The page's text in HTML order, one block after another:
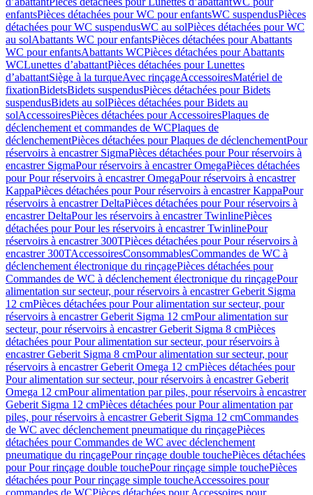
enfantsPièces détachées pour WC pour enfantsWC suspendusPièces
détachées pour WC suspendusWC au solPièces détachées pour WC
au solAbattants WC pour enfantsPièces détachées pour Abattants
WC pour enfantsAbattants WCPièces détachées pour Abattants
WCLunettes d’abattantPièces détachées pour Lunettes
d’abattantSiège à la turqueAvec rinçageAccessoiresMatériel de
fixationBidetsBidets suspendusPièces détachées pour Bidets
suspendusBidets au solPièces détachées pour Bidets au
solAccessoiresPièces détachées pour AccessoiresPlaques de
déclenchement et commandes de WCPlaques de
déclenchementPièces détachées pour Plaques de déclenchementPour
réservoirs à encastrer SigmaPièces détachées pour Pour réservoirs à
encastrer SigmaPour réservoirs à encastrer OmegaPièces détachées
pour Pour réservoirs à encastrer OmegaPour réservoirs à encastrer
KappaPièces détachées pour Pour réservoirs à encastrer KappaPour
réservoirs à encastrer DeltaPièces détachées pour Pour réservoirs à
encastrer DeltaPour les réservoirs à encastrer TwinlinePièces
détachées pour Pour les réservoirs à encastrer TwinlinePour
réservoirs à encastrer 300TPièces détachées pour Pour réservoirs à
encastrer 300TAccessoiresConsommablesCommandes de WC à
déclenchement électronique du rinçagePièces détachées pour
Commandes de WC à déclenchement électronique du rinçagePour
alimentation sur secteur, pour réservoirs à encastrer Geberit Sigma
12 cmPièces détachées pour Pour alimentation sur secteur, pour
réservoirs à encastrer Geberit Sigma 12 cmPour alimentation sur
secteur, pour réservoirs à encastrer Geberit Sigma 8 cmPièces
détachées pour Pour alimentation sur secteur, pour réservoirs à
encastrer Geberit Sigma 8 cmPour alimentation sur secteur, pour
réservoirs à encastrer Geberit Omega 12 cmPièces détachées pour
Pour alimentation sur secteur, pour réservoirs à encastrer Geberit
Omega 12 cmPour alimentation par piles, pour réservoirs à encastrer
Geberit Sigma 12 cmPièces détachées pour Pour alimentation par
piles, pour réservoirs à encastrer Geberit Sigma 12 cmCommandes
de WC avec déclenchement pneumatique du rinçagePièces
détachées pour Commandes de WC avec déclenchement
pneumatique du rinçagePour rinçage double touchePièces détachées
pour Pour rinçage double touchePour rinçage simple touchePièces
détachées pour Pour rinçage simple toucheAccessoires pour
commandes de WCPièces détachées pour Accessoires pour